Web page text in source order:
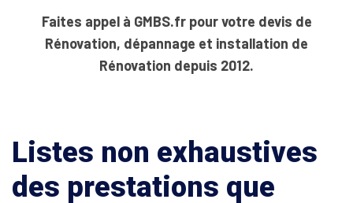
Faites appel à GMBS.fr pour votre devis de
Rénovation, dépannage et installation de
Rénovation depuis 2012.
Listes non exhaustives
des prestations que